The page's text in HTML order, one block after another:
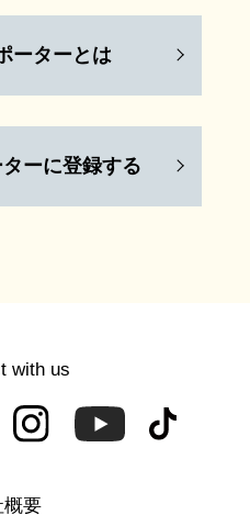
ーターとは
ーに登録する
with us
概要